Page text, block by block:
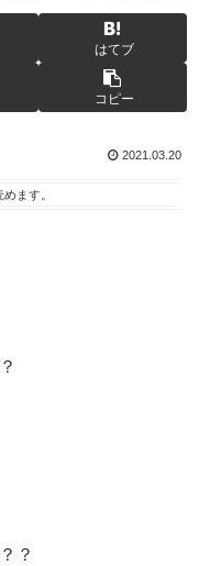
はてブ
コピー
2021.03.20
めます。
？